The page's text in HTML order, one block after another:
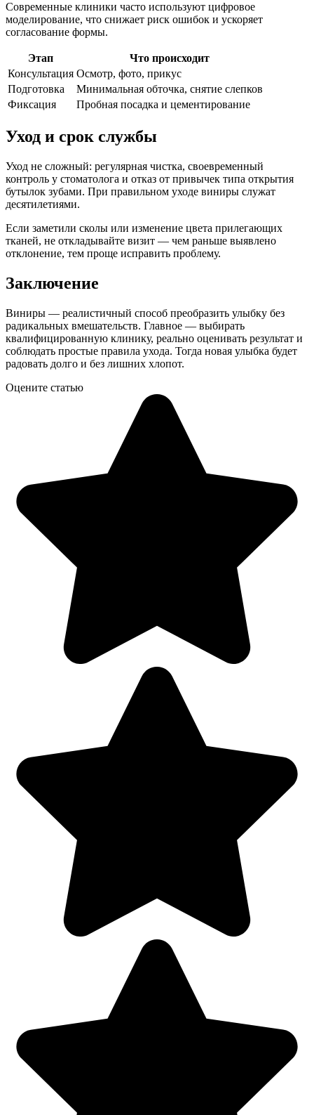
Современные клиники часто используют цифровое
моделирование, что снижает риск ошибок и ускоряет
согласование формы.
Этап
Что происходит
Консультация Осмотр, фото, прикус
Подготовка
Минимальная обточка, снятие слепков
Фиксация
Пробная посадка и цементирование
Уход и срок службы
Уход не сложный: регулярная чистка, своевременный
контроль у стоматолога и отказ от привычек типа открытия
бутылок зубами. При правильном уходе виниры служат
десятилетиями.
Если заметили сколы или изменение цвета прилегающих
тканей, не откладывайте визит — чем раньше выявлено
отклонение, тем проще исправить проблему.
Заключение
Виниры — реалистичный способ преобразить улыбку без
радикальных вмешательств. Главное — выбирать
квалифицированную клинику, реально оценивать результат и
соблюдать простые правила ухода. Тогда новая улыбка будет
радовать долго и без лишних хлопот.
Оцените статью